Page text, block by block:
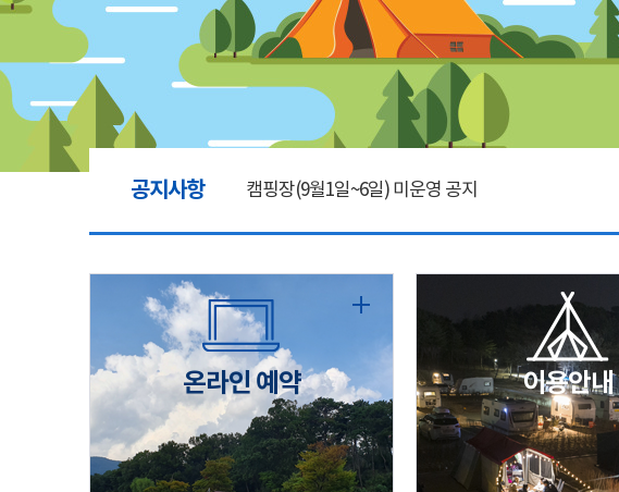
공지사항 캠핑장(9월1일~6일) 미운영 공지
[6/1]전산시스템 점검 및 안정화에 따른 서비스 이용
2026년 5월 캠핑장 안점 점검의 날 변경 안내
캠핑장(9월1일~6일) 미운영 공지
온라인 예약 이용안내